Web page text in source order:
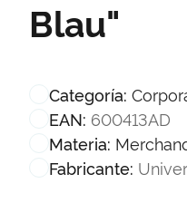
Blau"
Categoría:
EAN: 600413AD
Materia:
Fabricante: